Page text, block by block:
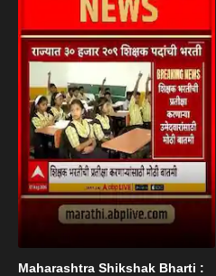
Maharashtra Shikshak Bharti :